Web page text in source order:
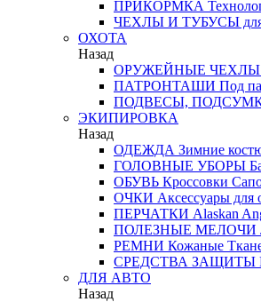
ПРИКОРМКА
ЧЕХЛЫ И ТУБУСЫ
ОХОТА
Назад
ОРУЖЕЙНЫЕ ЧЕХЛЫ
ПАТРОНТАШИ Под
ПОДВЕСЫ,
ЭКИПИРОВКА
Назад
ОДЕЖДА Зимние
ГОЛОВНЫЕ УБОРЫ
ОБУВЬ Кроссовки
ОЧКИ Аксессуары для
ПЕРЧАТКИ Alaskan
ПОЛЕЗНЫЕ МЕЛОЧИ
РЕМНИ Кожаные
СРЕДСТВА ЗАЩИТЫ
ДЛЯ АВТО
Назад